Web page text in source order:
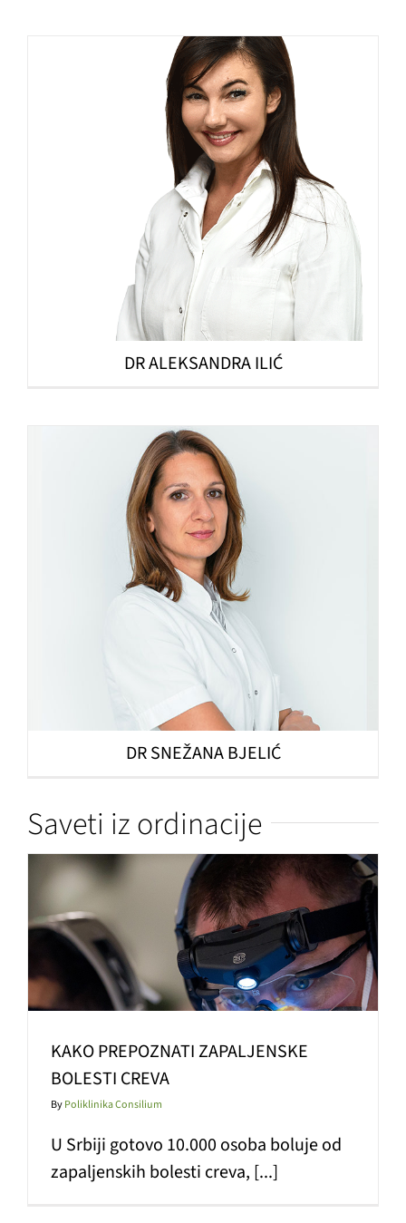
DR ALEKSANDRA ILIĆ
DR SNEŽANA BJELIĆ
Saveti iz ordinacije
KAKO PREPOZNATI ZAPALJENSKE
BOLESTI CREVA
ByPoliklinika Consilium
U Srbiji gotovo 10.000 osoba boluje od
zapaljenskih bolesti creva, [...]